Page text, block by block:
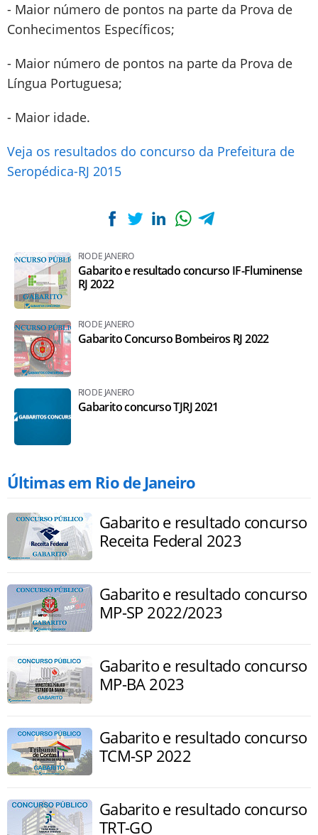
- Maior número de pontos na parte da Prova de
Conhecimentos Específicos;
- Maior número de pontos na parte da Prova de
Língua Portuguesa;
- Maior idade.
Veja os resultados do concurso da Prefeitura de
Seropédica-RJ 2015
RIO DE JANEIRO
Gabarito e resultado concurso IF-Fluminense
RJ 2022
RIO DE JANEIRO
Gabarito Concurso Bombeiros RJ 2022
RIO DE JANEIRO
Gabarito concurso TJRJ 2021
Últimas em Rio de Janeiro
Gabarito e resultado concurso
Receita Federal 2023
Gabarito e resultado concurso
MP-SP 2022/2023
Gabarito e resultado concurso
MP-BA 2023
Gabarito e resultado concurso
TCM-SP 2022
Gabarito e resultado concurso
TRT-GO